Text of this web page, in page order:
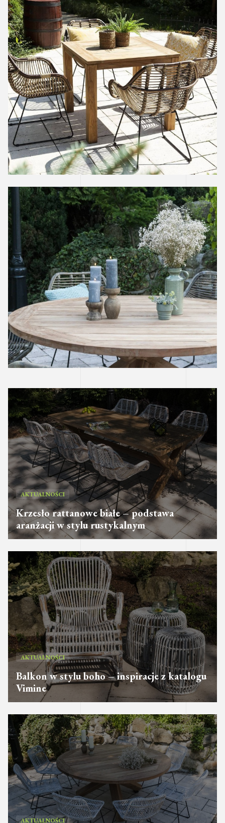
AKTUALNOŚCI
Krzesło rattanowe białe – podstawa
aranżacji w stylu rustykalnym
AKTUALNOŚCI
Balkon w stylu boho – inspiracje z katalogu
Vimine
AKTUALNOŚCI